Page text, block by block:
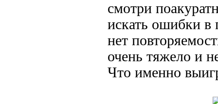
смотри
искать ошибки в
нет
очень тяжело и
Что именно